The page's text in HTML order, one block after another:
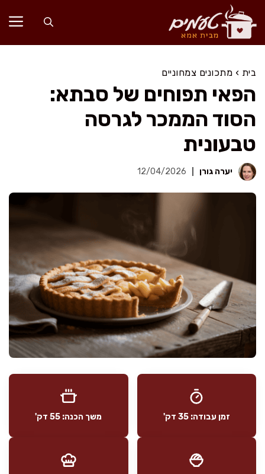
לדלג
לתוכן
בית › מתכונים צמחוניים
הפאי תפוחים של סבתא:
הסוד הממכר לגרסה
טבעונית
יערה גורן 12/04/2026
זמן עבודה: 35 דק' משך הכנה: 55 דק'